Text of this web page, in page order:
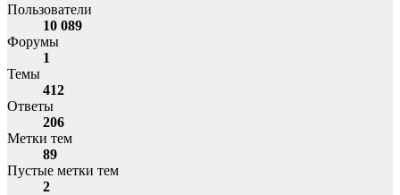
Пользователи
10 089
Форумы
1
Темы
412
Ответы
206
Метки тем
89
Пустые метки тем
2